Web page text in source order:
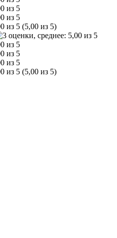
(5,00 из 5)
(5,00 из 5)